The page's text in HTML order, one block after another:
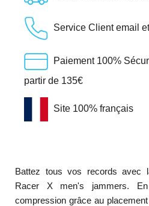
Service Client email
Paiement 100%
partir de 135€
Site 100% français
Battez tous vos records avec
Racer X men's jammers.
compression grâce au